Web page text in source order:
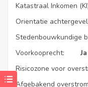
EPC Code
Katastraal Inkomen
Orientatie
Stedenbouwkundige
Voorkooprecht:
Ja
Risicozone voor
Afgebakend